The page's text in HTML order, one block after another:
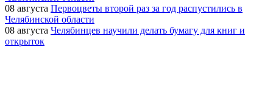
08 августа Первоцветы второй раз за год распустились в
Челябинской области
08 августа Челябинцев научили делать бумагу для книг и
открыток